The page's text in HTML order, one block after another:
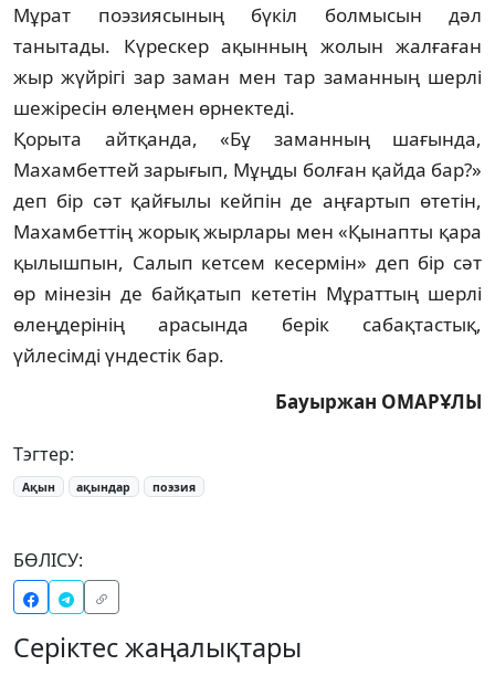
Мұрат поэзиясының бү­кіл болмысын дәл
танытады. Күрескер ақын­ның жолын жалғаған
жыр жүйрігі зар за­ман мен тар заманның шерлі
шежіресін өлеңмен өрнектеді.
Қорыта айтқанда, «Бұ заманның шағын­да,
Махамбеттей зарығып, Мұңды болған қай­да бар?»
деп бір сәт қайғылы кейпін де аң­ғартып өтетін,
Махамбеттің жорық жыр­лары мен «Қынапты қара
қылышпын, Салып кет­сем кесермін» деп бір сәт
өр мінезін де бай­қатып кететін Мұраттың шерлі
өлең­де­рінің арасында берік сабақтастық,
үйлесімді үндестік бар.
Бауыржан ОМАРҰЛЫ
Тэгтер:
Ақын ақындар поэзия
БӨЛІСУ:
Серіктес жаңалықтары